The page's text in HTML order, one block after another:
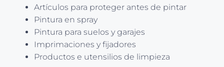
Artículos para proteger antes de pintar
Pintura en spray
Pintura para suelos y garajes
Imprimaciones y fijadores
Productos e utensilios de limpieza